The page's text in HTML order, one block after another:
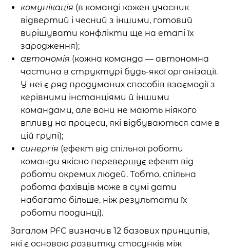
комунікація (в команді кожен учасник
відвертий і чесний з іншими, готовий
вирішувати конфлікти ще на етапі їх
зародження);
автономія (кожна команда — автономна
частина в структурі будь-якої організації.
У неї є ряд продуманих способів взаємодії з
керівними інстанціями й іншими
командами, але вони не мають ніякого
впливу на процеси, які відбуваються саме в
цій групі);
синергія (ефект від спільної роботи
команди якісно перевершує ефект від
роботи окремих людей. Тобто, спільна
робота фахівців може в сумі дати
набагато більше, ніж результати їх
роботи поодинці).
Загалом PFC визначив 12 базових принципів,
які є основою розвитку стосунків між